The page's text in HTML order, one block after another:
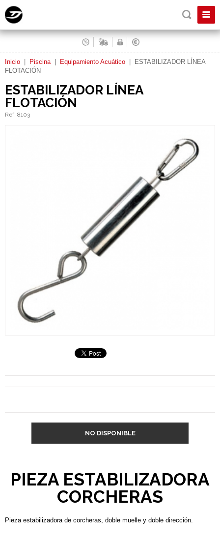
Inicio Piscina| Equipamiento Acuático
ESTABILIZADOR LÍNEA
FLOTACIÓN
ESTABILIZADOR LÍNEA
FLOTACIÓN
Ref. 8103
NO DISPONIBLE
PIEZA ESTABILIZADORA
CORCHERAS
Pieza estabilizadora de corcheras, doble muelle y doble dirección.